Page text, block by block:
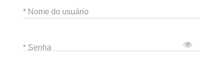
* Nome do usuário
* Senha